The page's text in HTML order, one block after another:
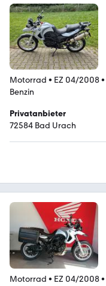
Motorrad • EZ 04/2008•
Benzin
Privatanbieter
72584 Bad Urach
Motorrad • EZ 04/2008•